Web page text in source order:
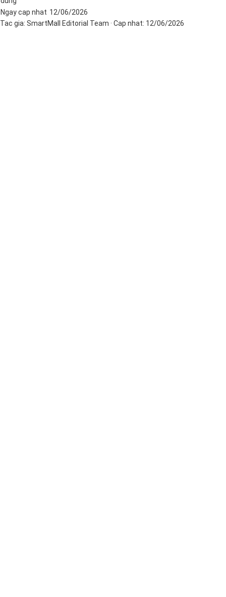
Ngay cap nhat 12/06/2026
Tac gia: SmartMall Editorial Team · Cap nhat: 12/06/2026